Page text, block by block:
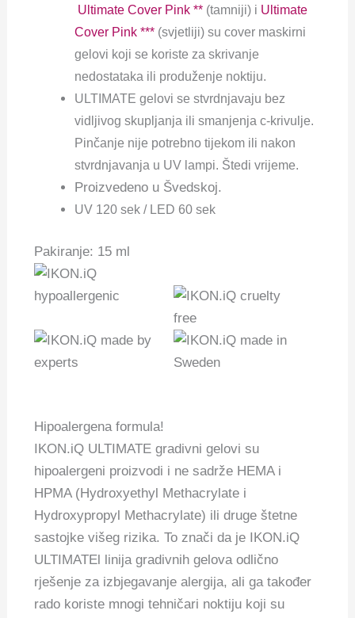
Ultimate Cover Pink ** (tamniji) i Ultimate
Cover Pink *** (svjetliji) su cover maskirni
gelovi koji se koriste za skrivanje
nedostataka ili produženje noktiju.
ULTIMATE gelovi se stvrdnjavaju bez
vidljivog skupljanja ili smanjenja c-krivulje.
Pinčanje nije potrebno tijekom ili nakon
stvrdnjavanja u UV lampi. Štedi vrijeme.
Proizvedeno u Švedskoj.
UV 120 sek / LED 60 sek
Pakiranje: 15 ml
Hipoalergena formula!
IKON.iQ ULTIMATE gradivni gelovi su
hipoalergeni proizvodi i ne sadrže HEMA i
HPMA (Hydroxyethyl Methacrylate i
Hydroxypropyl Methacrylate) ili druge štetne
sastojke višeg rizika. To znači da je IKON.iQ
ULTIMATEl linija gradivnih gelova odlično
rješenje za izbjegavanje alergija, ali ga također
rado koriste mnogi tehničari noktiju koji su